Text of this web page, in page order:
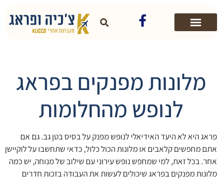
מלונות מפנקים בפראג
לנופש מהחלומות
פראג היא לא היעד האידיאלי לנופש מפנק על בסיס בטן גב. גם אם
אתם מחפשים קלאבים או מלונות הכול כלול, כדאי שתחשבו על לוקיישן
אחר. בכל זאת, למי שמחפש נופש עירוני עם שילוב של מנוחה, יש כמה
מלונות מפנקים בפראג שיכולים לעשות את העבודה בזכות חדרים